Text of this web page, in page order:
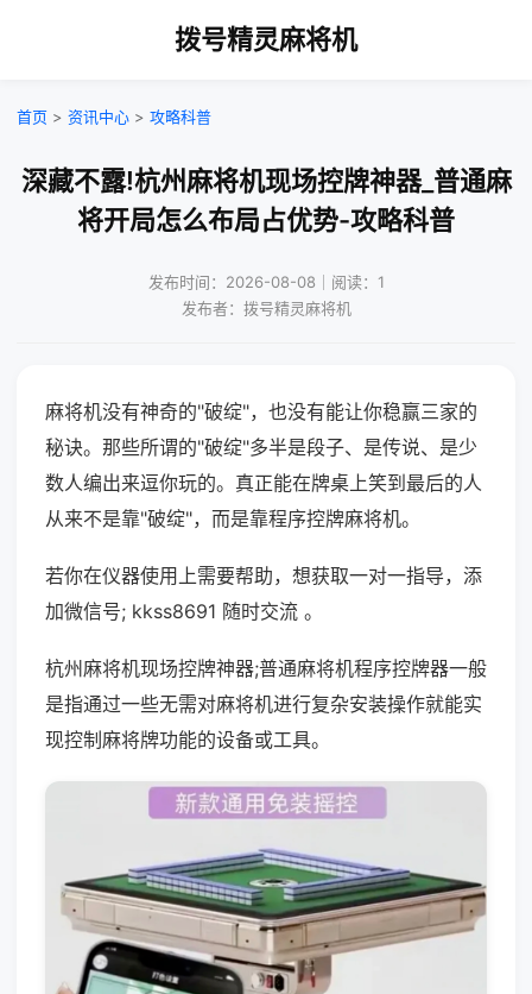
拨号精灵麻将机
首页 > 资讯中心 > 攻略科普
深藏不露!杭州麻将机现场控牌神器_普通麻
将开局怎么布局占优势-攻略科普
发布时间：2026-08-08｜阅读：1
发布者：拨号精灵麻将机
麻将机没有神奇的"破绽"，也没有能让你稳赢三家的
秘诀。那些所谓的"破绽"多半是段子、是传说、是少
数人编出来逗你玩的。真正能在牌桌上笑到最后的人
从来不是靠"破绽"，而是靠程序控牌麻将机。
若你在仪器使用上需要帮助，想获取一对一指导，添
加微信号; kkss8691 随时交流 。
杭州麻将机现场控牌神器;普通麻将机程序控牌器一般
是指通过一些无需对麻将机进行复杂安装操作就能实
现控制麻将牌功能的设备或工具。